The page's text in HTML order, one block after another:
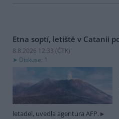
Etna soptí, letiště v Catanii
8.8.2026 12:33 (ČTK)
Diskuse: 1
letadel, uvedla agentura AFP.